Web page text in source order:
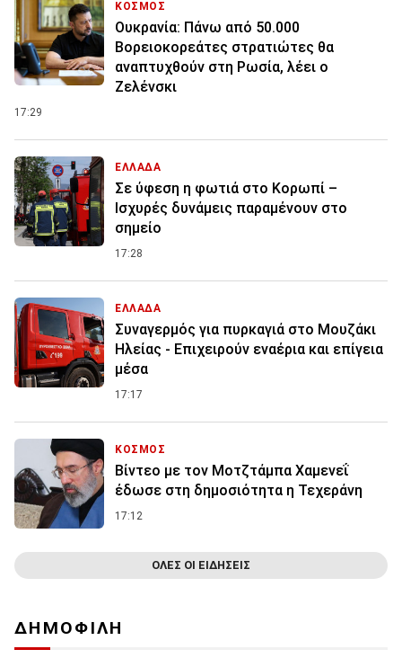
ΚΟΣΜΟΣ
Ουκρανία: Πάνω από 50.000
Βορειοκορεάτες στρατιώτες θα
αναπτυχθούν στη Ρωσία, λέει ο
Ζελένσκι
17:29
ΕΛΛΑΔΑ
Σε ύφεση η φωτιά στο Κορωπί –
Ισχυρές δυνάμεις παραμένουν στο
σημείο
17:28
ΕΛΛΑΔΑ
Συναγερμός για πυρκαγιά στο Μουζάκι
Ηλείας - Επιχειρούν εναέρια και επίγεια
μέσα
17:17
ΚΟΣΜΟΣ
Βίντεο με τον Μοτζτάμπα Χαμενεΐ
έδωσε στη δημοσιότητα η Τεχεράνη
17:12
ΟΛΕΣ ΟΙ ΕΙΔΗΣΕΙΣ
ΔΗΜΟΦΙΛΗ